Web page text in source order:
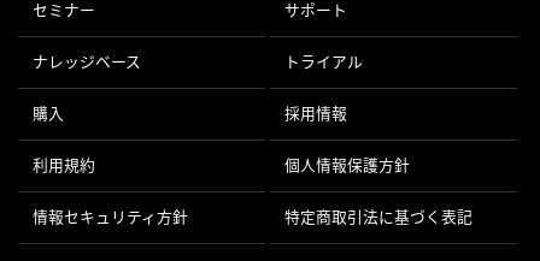
セミナー サポート
ナレッジベース トライアル
購入 採用情報
利用規約 個人情報保護方針
情報セキュリティ方針 特定商取引法に基づく表記